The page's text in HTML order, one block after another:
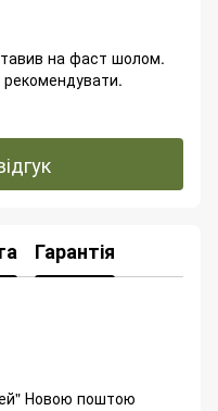
на фаст шолом.
Гарантія
Новою поштою